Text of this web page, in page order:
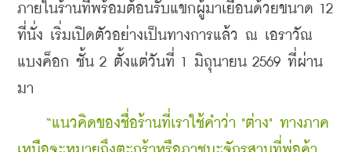
ภายในร้านที่พร้อมต้อนรับแขกผู้มาเยือนด้วยขนาด 12
ที่นั่ง เริ่มเปิดตัวอย่างเป็นทางการแล้ว ณ เอราวัณ
แบงค็อก ชั้น 2 ตั้งแต่วันที่ 1 มิถุนายน 2569 ที่ผ่าน
มา
“แนวคิดของชื่อร้านที่เราใช้คำว่า "ต่าง" ทางภาค